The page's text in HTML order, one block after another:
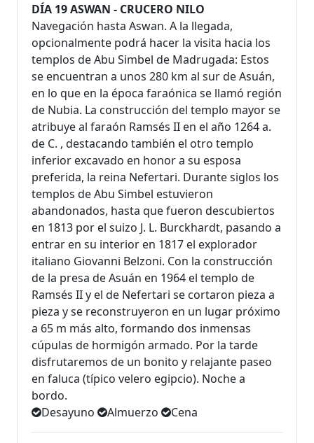
DÍA 19 ASWAN - CRUCERO NILO
Navegación hasta Aswan. A la llegada,
opcionalmente podrá hacer la visita hacia los
templos de Abu Simbel de Madrugada: Estos
se encuentran a unos 280 km al sur de Asuán,
en lo que en la época faraónica se llamó región
de Nubia. La construcción del templo mayor se
atribuye al faraón Ramsés II en el año 1264 a.
de C. , destacando también el otro templo
inferior excavado en honor a su esposa
preferida, la reina Nefertari. Durante siglos los
templos de Abu Simbel estuvieron
abandonados, hasta que fueron descubiertos
en 1813 por el suizo J. L. Burckhardt, pasando a
entrar en su interior en 1817 el explorador
italiano Giovanni Belzoni. Con la construcción
de la presa de Asuán en 1964 el templo de
Ramsés II y el de Nefertari se cortaron pieza a
pieza y se reconstruyeron en un lugar próximo
a 65 m más alto, formando dos inmensas
cúpulas de hormigón armado. Por la tarde
disfrutaremos de un bonito y relajante paseo
en faluca (típico velero egipcio). Noche a
bordo.
Desayuno
Almuerzo Cena